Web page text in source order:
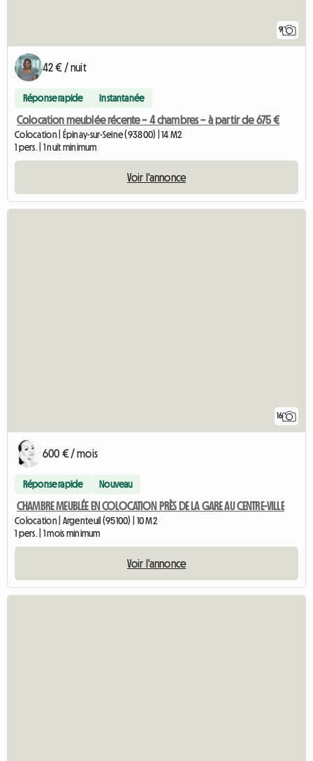
9
42 € / nuit
Réponse rapide Instantanée
Colocation meublée récente – 4 chambres – à partir de 675 €
Colocation | Épinay-sur-Seine (93800) | 14 M2
1 pers. | 1 nuit minimum
Voir l'annonce
16
600 € / mois
Réponse rapide Nouveau
CHAMBRE MEUBLÉE EN COLOCATION PRÈS DE LA GARE AU CENTRE-VILLE
Colocation | Argenteuil (95100) | 10 M2
1 pers. | 1 mois minimum
Voir l'annonce